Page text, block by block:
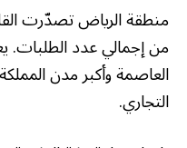
من إجمالي عدد الطلبات.
العاصمة وأكبر مدن
التجاري.